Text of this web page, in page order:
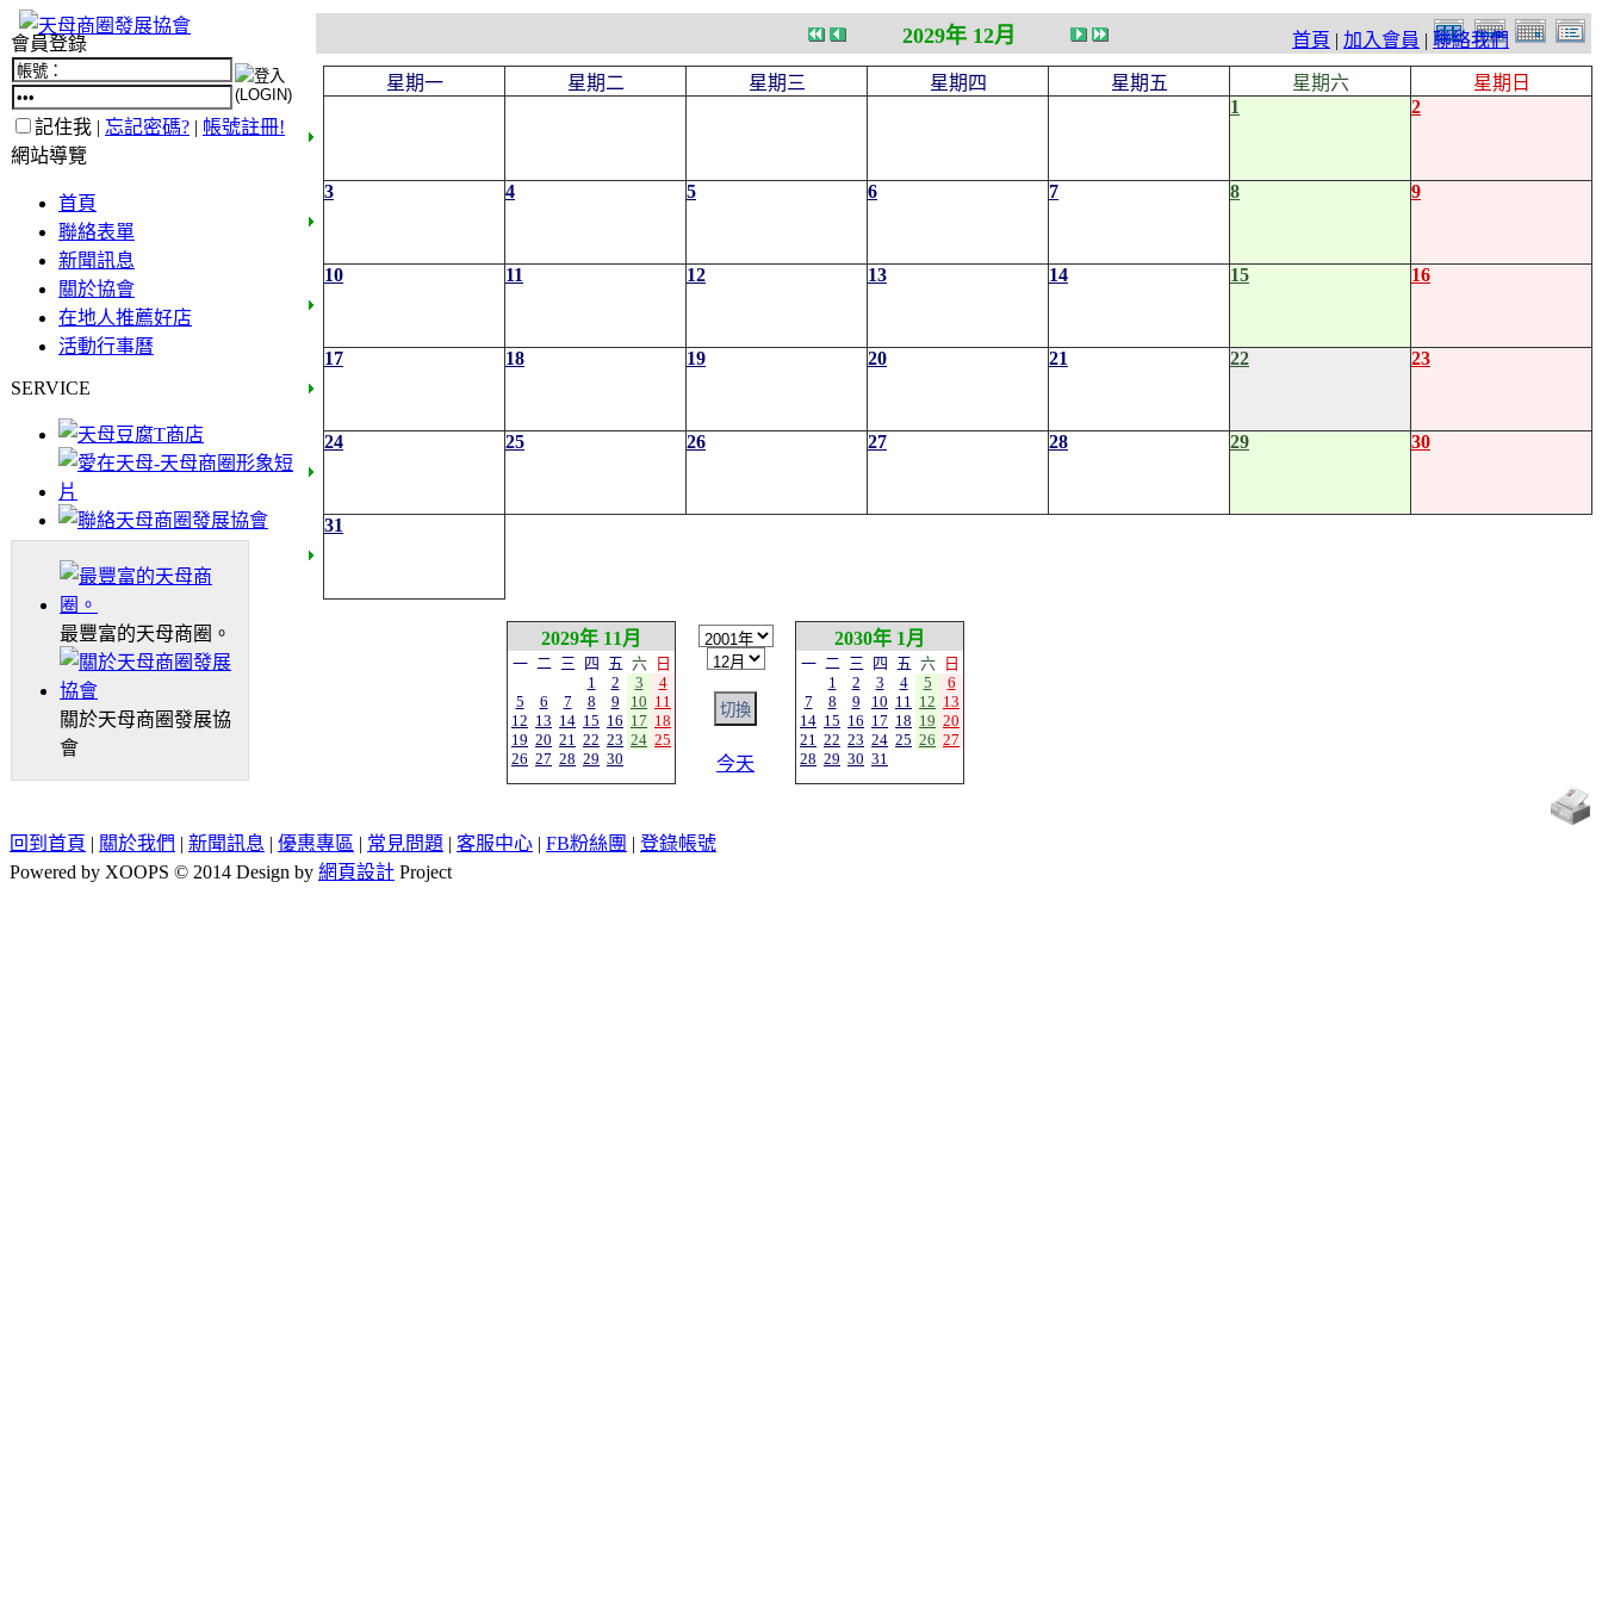
首頁 | 加入會員 | 聯絡我們
會員登錄
記住我 | 忘記密碼? | 帳號註冊!
網站導覽
首頁
聯絡表單
新聞訊息
關於協會
在地人推薦好店
活動行事曆
SERVICE
最豐富的天母商圈。
關於天母商圈發展協
會
2029年 12月
星期一 星期二 星期三 星期四 星期五 星期六
星期日
1
2
3 4 5 6 7 8 9
10 11 12 13 14 15 16
17 18 19 20 21 22 23
24 25 26 27 28 29 30
31
2029年 11月
一 二 三 四 五 六
日
1
2 3
4
5
6 7 8 9 10 11
12 13 14 15 16 17 18
19 20 21 22 23 24 25
26 27 28 29 30 今天
2030年 1月
一 二 三 四 五 六
日
1
2 3 4 5
6
7
8 9 10 11 12 13
14 15 16 17 18 19 20
21 22 23 24 25 26 27
28 29 30 31
回到首頁 | 關於我們 | 新聞訊息 | 優惠專區 | 常見問題 | 客服中心 | FB粉絲團 | 登錄帳號
Powered by XOOPS © 2014 Design by 網頁設計 Project